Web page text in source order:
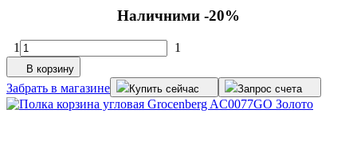
Наличними -20%
1 1
В корзину
Забрать в магазине Купить сейчас Запрос счета